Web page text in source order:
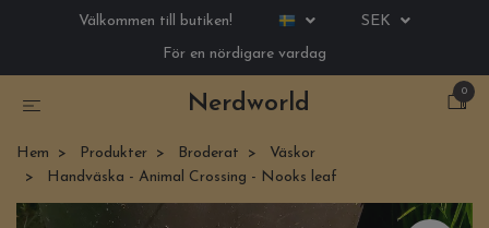
Välkommen till butiken!
SEK
För en nördigare vardag
Nerdworld
0
Hem Produkter Broderat
Väskor
Handväska - Animal Crossing - Nooks leaf